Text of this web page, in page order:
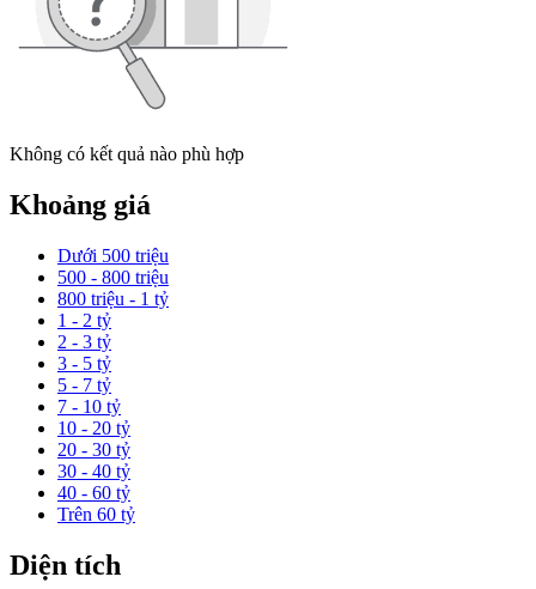
Không có kết quả nào phù hợp
Khoảng giá
Dưới 500 triệu
500 - 800 triệu
800 triệu - 1 tỷ
1 - 2 tỷ
2 - 3 tỷ
3 - 5 tỷ
5 - 7 tỷ
7 - 10 tỷ
10 - 20 tỷ
20 - 30 tỷ
30 - 40 tỷ
40 - 60 tỷ
Trên 60 tỷ
Diện tích